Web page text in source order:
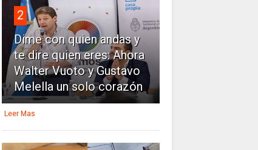
2
Dime con quien andas y
te dire quien eres: Ahora
Walter Vuoto y Gustavo
Melella un solo corazón
Leer Mas